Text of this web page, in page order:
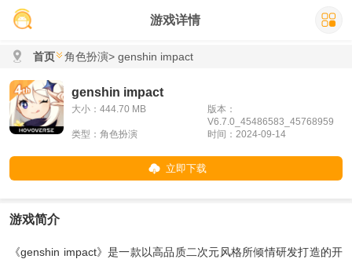
游戏详情
首页 角色扮演> genshin impact
genshin impact
大小：444.70 MB
版本：
V6.7.0_45486583_45768959
类型：角色扮演
时间：2024-09-14
立即下载
游戏简介
《genshin impact》是一款以高品质二次元风格所倾情研发打造的开